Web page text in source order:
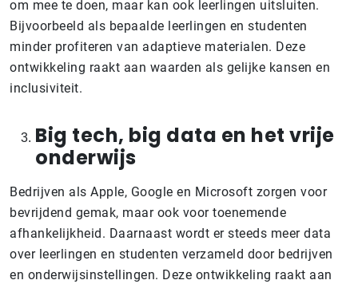
om mee te doen, maar kan ook leerlingen uitsluiten.
Bijvoorbeeld als bepaalde leerlingen en studenten
minder profiteren van adaptieve materialen. Deze
ontwikkeling raakt aan waarden als gelijke kansen en
inclusiviteit.
Big tech, big data en het vrije
onderwijs
Bedrijven als Apple, Google en Microsoft zorgen voor
bevrijdend gemak, maar ook voor toenemende
afhankelijkheid. Daarnaast wordt er steeds meer data
over leerlingen en studenten verzameld door bedrijven
en onderwijsinstellingen. Deze ontwikkeling raakt aan